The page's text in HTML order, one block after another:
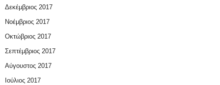
Δεκέμβριος 2017
Νοέμβριος 2017
Οκτώβριος 2017
Σεπτέμβριος 2017
Αύγουστος 2017
Ιούλιος 2017